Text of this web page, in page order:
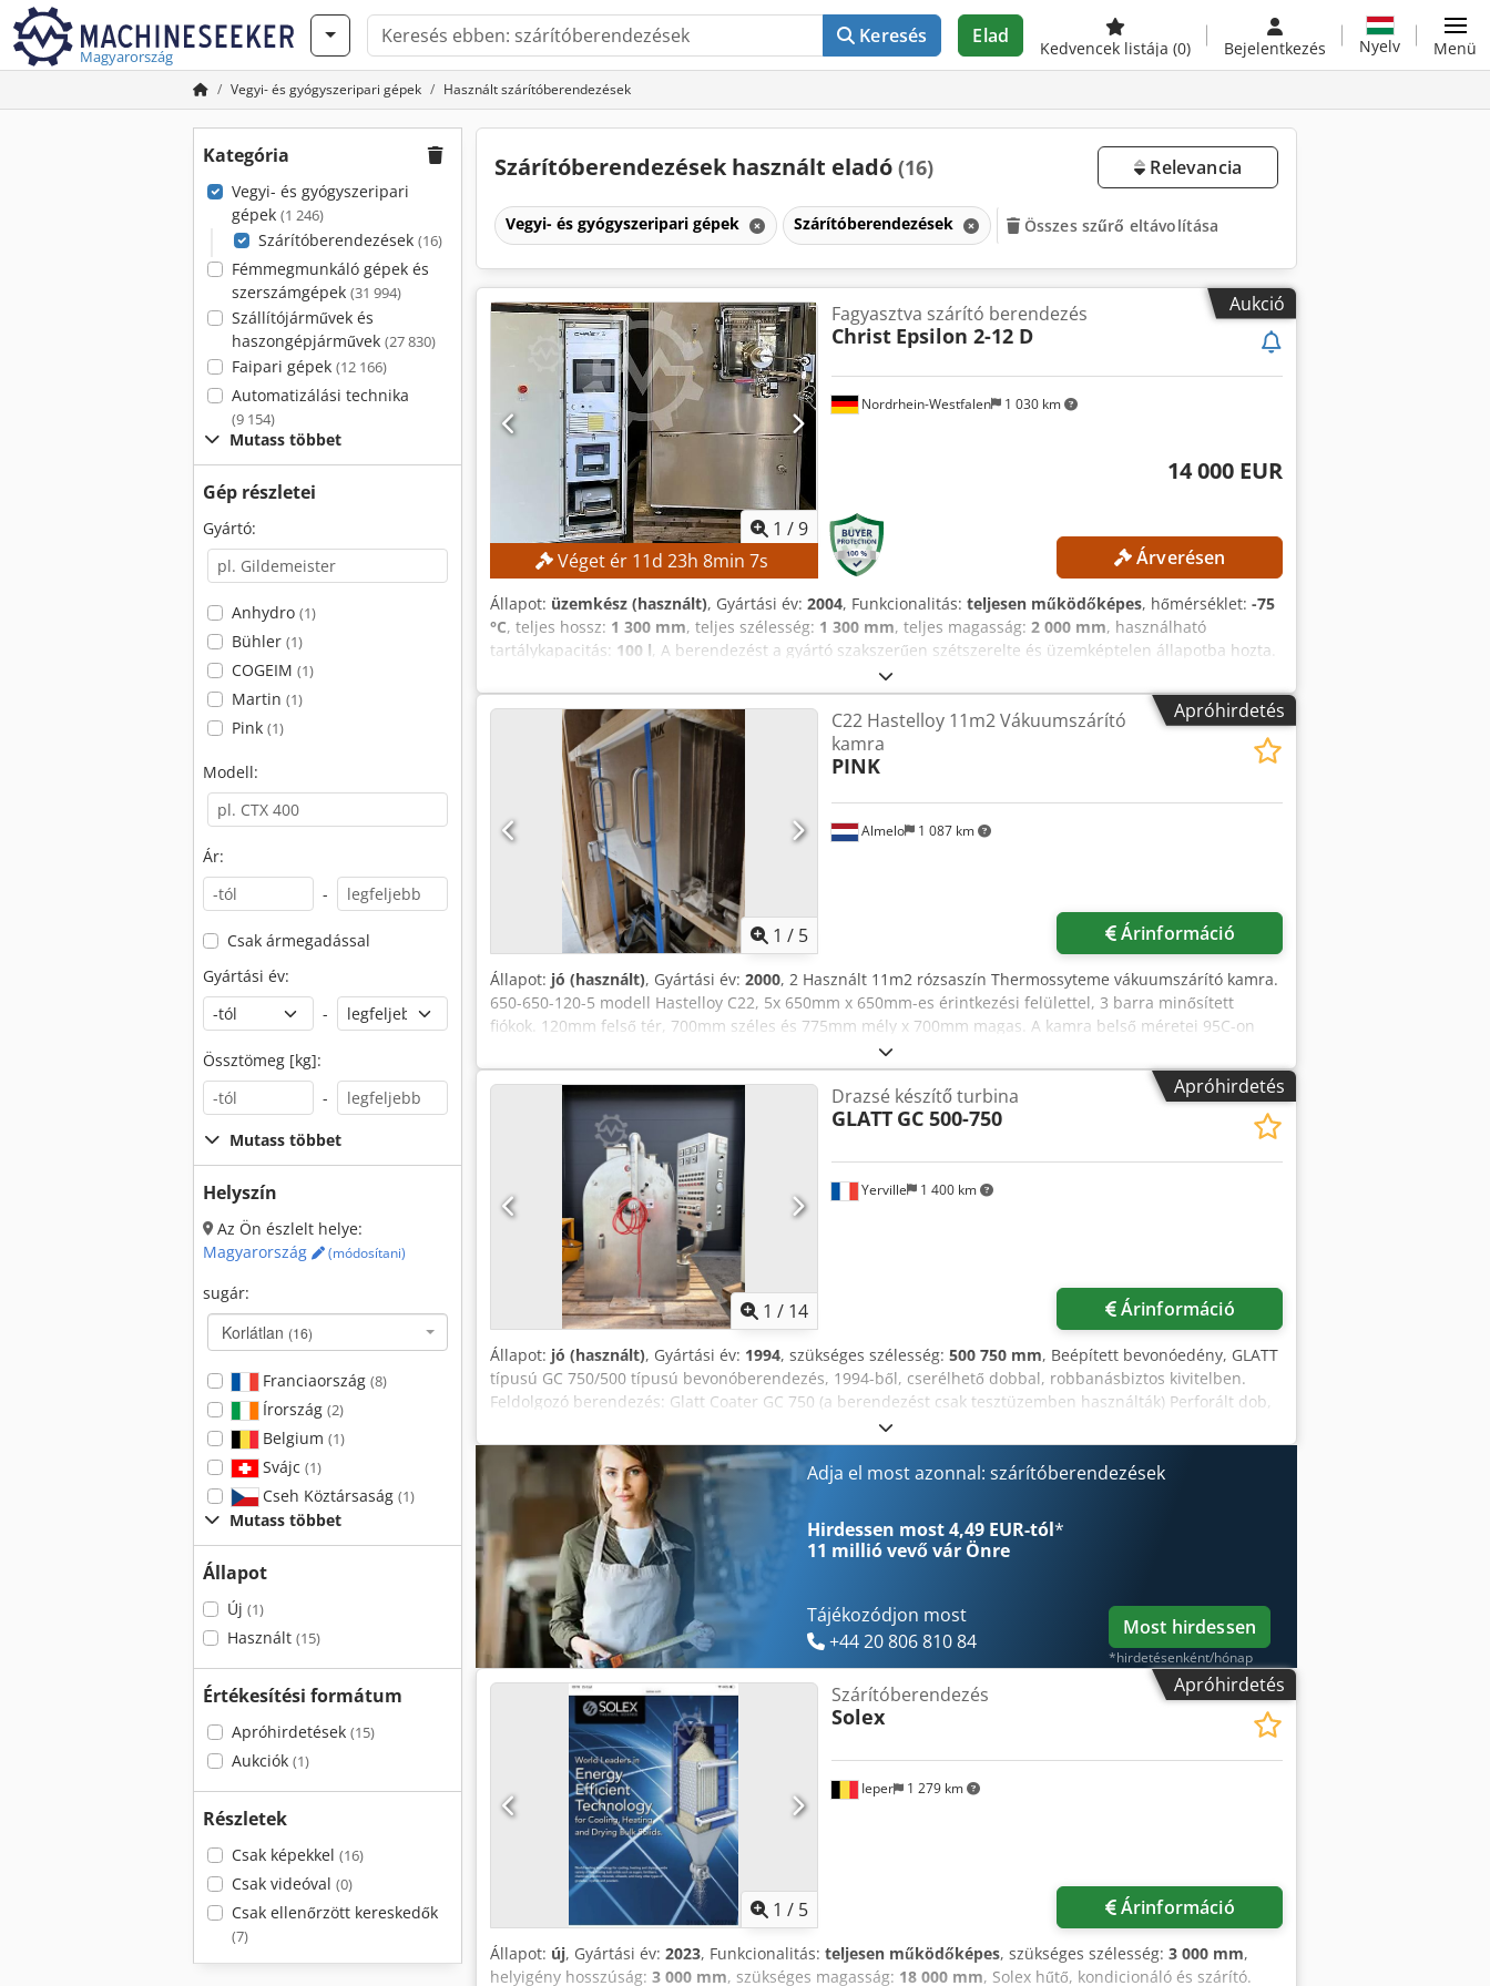
Magyarország
Keresés Elad
Kedvencek listája (0) Bejelentkezés Nyelv Menü
Vegyi- és gyógyszeripari gépek Használt szárítóberendezések
Kategória
Vegyi- és gyógyszeripari
gépek (1 246)
Szárítóberendezések (16)
Fémmegmunkáló gépek és
szerszámgépek (31 994)
Szállítójárművek és
haszongépjárművek (27 830)
Faipari gépek (12 166)
Automatizálási technika
(9 154)
Mutass többet
Gép részletei
Gyártó:
Anhydro (1)
Bühler (1)
COGEIM (1)
Martin (1)
Pink (1)
Modell:
Ár:
-
Csak ármegadással
Gyártási év:
-
Össztömeg [kg]:
-
Mutass többet
Helyszín
Az Ön észlelt helye:
Magyarország
(módosítani)
sugár:
Korlátlan (16)
Franciaország (8)
Írország (2)
Belgium (1)
Svájc (1)
Cseh Köztársaság (1)
Mutass többet
Állapot
Új (1)
Használt (15)
Értékesítési formátum
Apróhirdetések (15)
Aukciók (1)
Részletek
Csak képekkel (16)
Csak videóval (0)
Csak ellenőrzött kereskedők
(7)
Szárítóberendezések használt eladó (16) Relevancia
Vegyi- és gyógyszeripari gépek Szárítóberendezések Összes szűrő eltávolítása
Aukció
1 /9
Véget ér 11d 23h 8min 5s
Nordrhein-Westfalen 1 030 km
Fagyasztva szárító berendezés
Christ Epsilon 2-12 D
14 000 EUR
Árverésen
Állapot: üzemkész (használt), Gyártási év: 2004, Funkcionalitás: teljesen működőképes, hőmérséklet: -75
°C, teljes hossz: 1 300 mm, teljes szélesség: 1 300 mm, teljes magasság: 2 000 mm, használható
tartálykapacitás: 100 l, A berendezést a gyártó szakszerűen szétszerelte és üzemképtelen állapotba hozta.
A lemezeket összehajtották. TECHNIKAI ADATOK Jégkondenzátor térfogata: 100 l Jégkondenzátor
kapacitása: 12 kg Dodpfx Aezrfa Del Rjck Jégkondenzátor teljesítménye: 8 g/24 óra Jégkondenzátor
hőmérséklete: −75 °C GÉP ADATOK Méretek Liofilizáló berendezéshez szükséges hely: 1300 × 1300 × 2000
mm Kiegészítő alkatrészhez szükséges hely: 1800 × 600 × 2000 mm
Apróhirdetés
1 / 5
Almelo 1 087 km
C22 Hastelloy 11m2 Vákuumszárító
kamra
PINK
Árinformáció
Állapot: jó (használt), Gyártási év: 2000, 2 Használt 11m2 rózsaszín Thermossyteme vákuumszárító kamra.
650-650-120-5 modell Hastelloy C22, 5x 650mm x 650mm-es érintkezési felülettel, 3 barra minősített
fiókok. 120mm felső tér, 700mm széles és 775mm mély x 700mm magas. A kamra belső méretei 95C-on
-1/+1 bar-ra minősítettek, WO#60070, fab# 20004677, 2000-től. Dsdpfx Asiqx N Hol Rsck
Apróhirdetés
1 / 14
Yerville 1 400 km
Drazsé készítő turbina
GLATT GC 500-750
Árinformáció
Állapot: jó (használt), Gyártási év: 1994, szükséges szélesség: 500 750 mm, Beépített bevonóedény, GLATT
típusú GC 750/500 típusú bevonóberendezés, 1994-ből, cserélhető dobbal, robbanásbiztos kivitelben.
Feldolgozó berendezés: Glatt Coater GC 750 (a berendezést csak tesztüzemben használták) Perforált dob,
D= 500 mm átmérővel és 750 mm-es hosszúsággal. Mindkét dobhoz tartozik: Beléptető és kiléptető
légcsatorna. Kapacitás: 750 mm-es dob: 50–75 kg/adag. Kapacitás: 500 mm-es dob: 15–45 kg/adag. A
termék ürítése kézzel történik. Permetező kar, fúvóka-adapterrel. Permetező rendszer 1 Schlick fúvókával.
Vezérlőszekrény (pneumatikus/elektromos), Siemens PLC S5 vezérlővel. Légkezelő egység 7AIR, beleértve:
Beléptető légventilátort. F7 és H12 szűrőket. Előmelegítést. Nedvesítés-szárítást. Fűtést. Pormentesítő
berendezés HERDING. Kiléptető légventilátor. Dcsdpjzmvqijfx Al Rjk WIP fúvóka a dob belsejében és külső
fúvóka.
Adja el most azonnal: szárítóberendezések
Hirdessen most 4,49 EUR-tól*
11 millió vevővár Önre
Tájékozódjon most
+44 20 806 810 84
Most hirdessen
*hirdetésenként/hónap
Apróhirdetés
1 / 5
Ieper 1 279 km
Szárítóberendezés
Solex
Árinformáció
Állapot: új, Gyártási év: 2023, Funkcionalitás: teljesen működőképes, szükséges szélesség: 3 000 mm,
helyigény hosszúság: 3 000 mm, szükséges magasság: 18 000 mm, Solex hűtő, kondicionáló és szárító.